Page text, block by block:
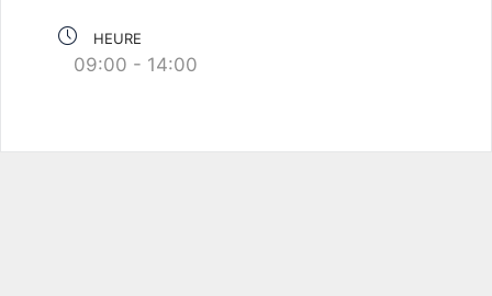
HEURE
09:00 - 14:00